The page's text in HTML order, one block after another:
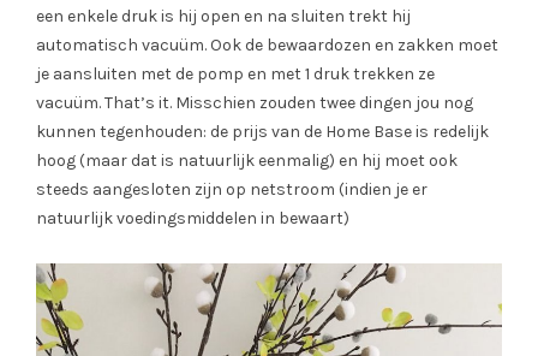
een enkele druk is hij open en na sluiten trekt hij
automatisch vacuüm. Ook de bewaardozen en zakken moet
je aansluiten met de pomp en met 1 druk trekken ze
vacuüm. That’s it. Misschien zouden twee dingen jou nog
kunnen tegenhouden: de prijs van de Home Base is redelijk
hoog (maar dat is natuurlijk eenmalig) en hij moet ook
steeds aangesloten zijn op netstroom (indien je er
natuurlijk voedingsmiddelen in bewaart)